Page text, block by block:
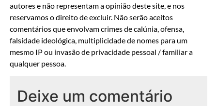
autores e não representam a opinião deste site, e nos
reservamos o direito de excluir. Não serão aceitos
comentários que envolvam crimes de calúnia, ofensa,
falsidade ideológica, multiplicidade de nomes para um
mesmo IP ou invasão de privacidade pessoal / familiar a
qualquer pessoa.
Deixe um comentário